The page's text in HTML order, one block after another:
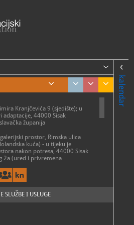
kalendar
Kranjčevića 9 (sjedište); u
adaptacije, 44000 Sisak
županija
prostor, Rimska ulica
kuća) - u tijeku je
nakon potresa, 44000 Sisak
2a (ured i privremena
Striegl svoju redovitu
djelatnost vrši u
galerijskom prostoru Holandska
Rimska 10, trenutno u obnovi
SLUŽBE I USLUGE